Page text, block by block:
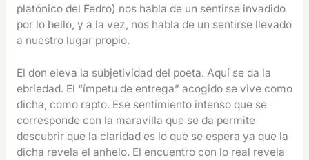
platónico del Fedro) nos habla de un sentirse invadido
por lo bello, y a la vez, nos habla de un sentirse llevado
a nuestro lugar propio.
El don eleva la subjetividad del poeta. Aquí se da la
ebriedad. El “ímpetu de entrega” acogido se vive como
dicha, como rapto. Ese sentimiento intenso que se
corresponde con la maravilla que se da permite
descubrir que la claridad es lo que se espera ya que la
dicha revela el anhelo. El encuentro con lo real revela